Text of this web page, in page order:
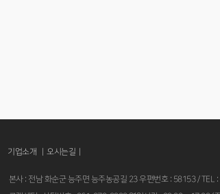
기업소개 | 오시는길
본사 : 전남 화순군 능주면 능주농공길 23 우편번호 : 58153 /